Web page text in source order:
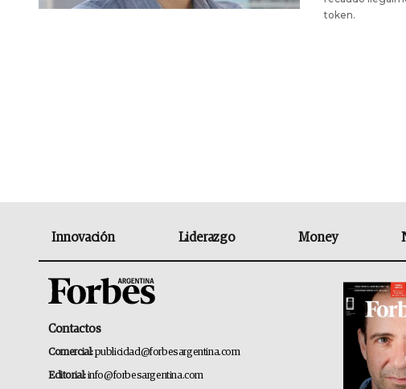
token.
Innovación Liderazgo Money
Contactos
Comercial:publicidad@forbesargentina.com
Editorial:info@forbesargentina.com